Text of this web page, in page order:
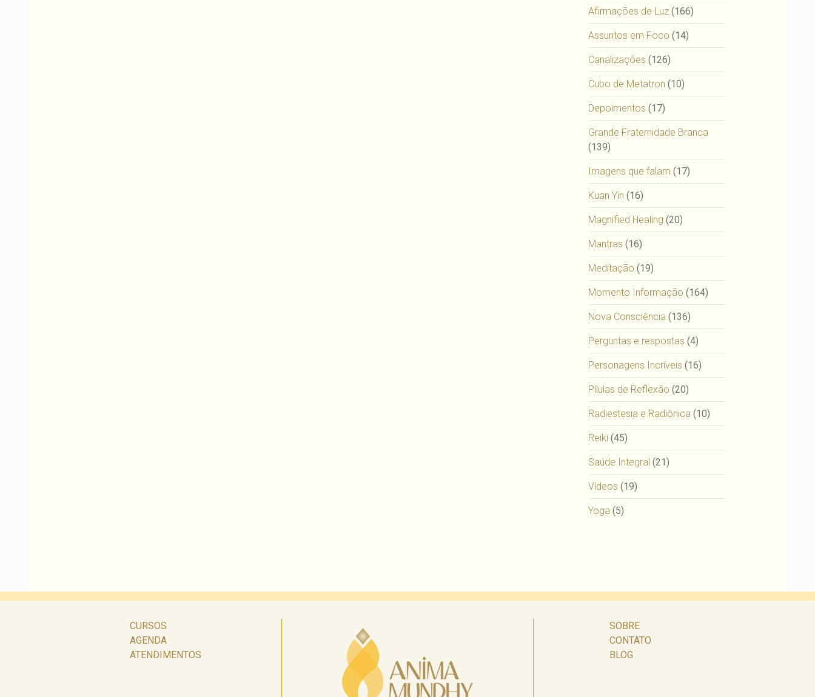
Afirmações de Luz (166)
Assuntos em Foco (14)
Canalizações (126)
Cubo de Metatron (10)
Depoimentos (17)
Grande Fraternidade Branca
(139)
Imagens que falam (17)
Kuan Yin (16)
Magnified Healing (20)
Mantras (16)
Meditação (19)
Momento Informação (164)
Nova Consciência (136)
Perguntas e respostas (4)
Personagens Incríveis (16)
Pílulas de Reflexão (20)
Radiestesia e Radiônica (10)
Reiki (45)
Saúde Integral (21)
Vídeos (19)
Yoga (5)
CURSOS
AGENDA
ATENDIMENTOS
SOBRE
CONTATO
BLOG